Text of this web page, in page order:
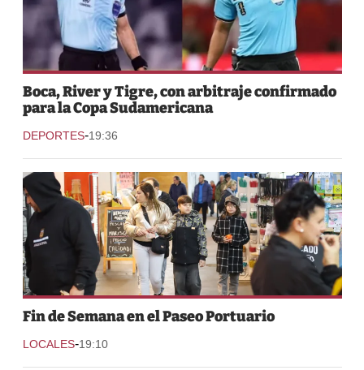
Boca, River y Tigre, con arbitraje confirmado
para la Copa Sudamericana
DEPORTES-19:36
Fin de Semana en el Paseo Portuario
LOCALES-19:10